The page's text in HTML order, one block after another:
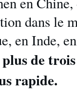
dans le
en Inde,
plus de
rapide.